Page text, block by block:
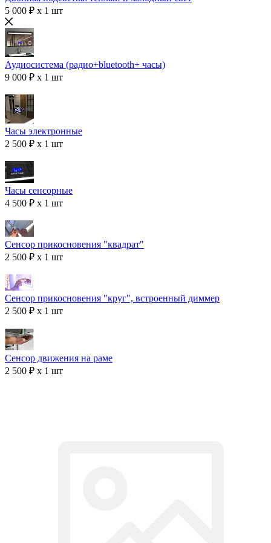
5 000 ₽ x 1 шт
Аудиосистема (радио+bluetooth+ часы)
9 000 ₽ x 1 шт
Часы электронные
2 500 ₽ x 1 шт
Часы сенсорные
4 500 ₽ x 1 шт
Сенсор прикосновения "квадрат"
2 500 ₽ x 1 шт
Сенсор прикосновения "круг", встроенный диммер
2 500 ₽ x 1 шт
Сенсор движения на раме
2 500 ₽ x 1 шт